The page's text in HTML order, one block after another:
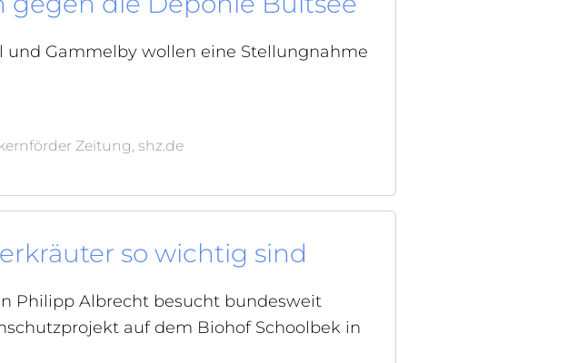
und Gammelby wollen eine Stellungnahme
Zeitung, shz.de
so wichtig sind
Philipp Albrecht besucht bundesweit
auf dem Biohof Schoolbek in